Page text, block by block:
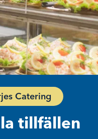
Catering
tillfällen